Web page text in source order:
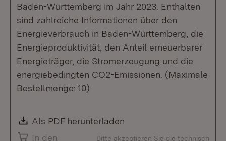
Baden-Württemberg im Jahr 2023. Enthalten
sind zahlreiche Informationen über den
Energieverbrauch in Baden-Württemberg, die
Energieproduktivität, den Anteil erneuerbarer
Energieträger, die Stromerzeugung und die
energiebedingten CO2-Emissionen. (Maximale
Bestellmenge: 10)
Download:
Als PDF herunterladen
In den
Bitte akzeptieren Sie die technisch